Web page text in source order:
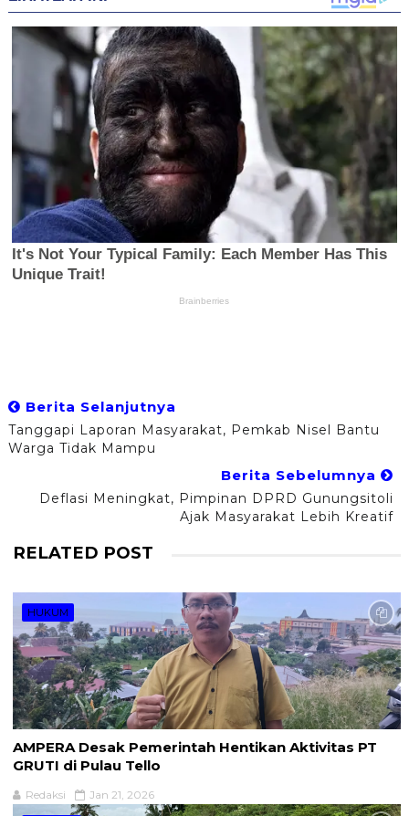
Berita Selanjutnya
Tanggapi Laporan Masyarakat, Pemkab Nisel Bantu
Warga Tidak Mampu
Berita Sebelumnya
Deflasi Meningkat, Pimpinan DPRD Gunungsitoli
Ajak Masyarakat Lebih Kreatif
RELATED POST
HUKUM
AMPERA Desak Pemerintah Hentikan Aktivitas PT
GRUTI di Pulau Tello
Redaksi Jan 21, 2026